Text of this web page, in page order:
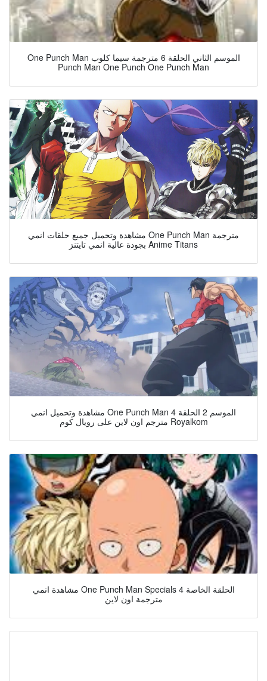
One Punch Man الموسم الثاني الحلقة 6 مترجمة سيما كلوب
Punch Man One Punch One Punch Man
مشاهدة وتحميل جميع حلقات انمي One Punch Man مترجمة
بجودة عالية انمي تايتنز Anime Titans
مشاهدة وتحميل انمي One Punch Man الموسم 2 الحلقة 4
مترجم اون لاين على رويال كوم Royalkom
مشاهدة انمي One Punch Man Specials الحلقة الخاصة 4
مترجمة اون لاين